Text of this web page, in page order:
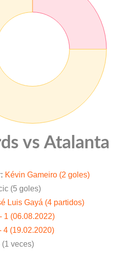
vs Atalanta
Kévin Gameiro (2 goles)
(5 goles)
Luis Gayá (4 partidos)
1 (06.08.2022)
4 (19.02.2020)
(1 veces)